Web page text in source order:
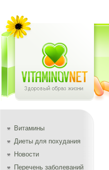
Витамины
Диеты для похудания
Новости
Перечень заболеваний